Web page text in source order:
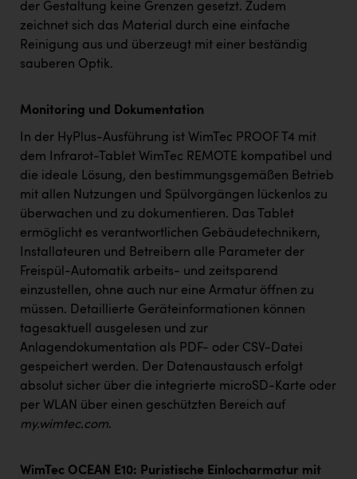
der Gestaltung keine Grenzen gesetzt. Zudem
zeichnet sich das Material durch eine einfache
Reinigung aus und überzeugt mit einer beständig
sauberen Optik.
Monitoring und Dokumentation
In der HyPlus-Ausführung ist WimTec PROOF T4 mit
dem Infrarot-Tablet WimTec REMOTE kompatibel und
die ideale Lösung, den bestimmungsgemäßen Betrieb
mit allen Nutzungen und Spülvorgängen lückenlos zu
überwachen und zu dokumentieren. Das Tablet
ermöglicht es verantwortlichen Gebäudetechnikern,
Installateuren und Betreibern alle Parameter der
Freispül-Automatik arbeits- und zeitsparend
einzustellen, ohne auch nur eine Armatur öffnen zu
müssen. Detaillierte Geräteinformationen können
tagesaktuell ausgelesen und zur
Anlagendokumentation als PDF- oder CSV-Datei
gespeichert werden. Der Datenaustausch erfolgt
absolut sicher über die integrierte microSD-Karte oder
per WLAN über einen geschützten Bereich auf
my.wimtec.com.
WimTec OCEAN E10: Puristische Einlocharmatur mit